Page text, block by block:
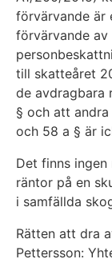
förvärvande är
förvärvande
till skatteåret
de avdragbara
§ och att andra
och 58 a § är
Det finns
räntor på en
i samfällda
Rätten att dra
Pettersson: